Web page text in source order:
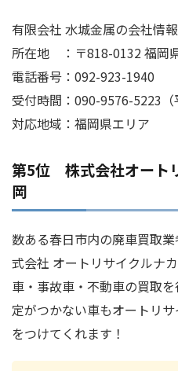
有限会社 水城金属の会社情
所在地 ：〒818-0132 福岡
電話番号：092-923-1940
受付時間：090-9576-5223（
対応地域：福岡県エリア
第5位 株式会社オート
岡
数ある春日市内の廃車買取
式会社 オートリサイクルナ
車・事故車・不動車の買取
定がつかない車もオートリ
をつけてくれます！